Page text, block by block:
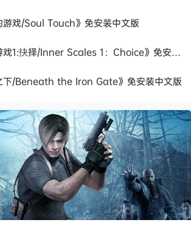
游戏/Soul Touch》免安装中文版
《天平游戏1:抉择/Inner Scales 1：Choice》免安装中文版
下/Beneath the Iron Gate》免安装中文版